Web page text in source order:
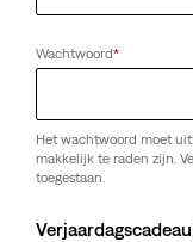
Wachtwoord*
Het wachtwoord moet
makkelijk te raden zijn.
toegestaan.